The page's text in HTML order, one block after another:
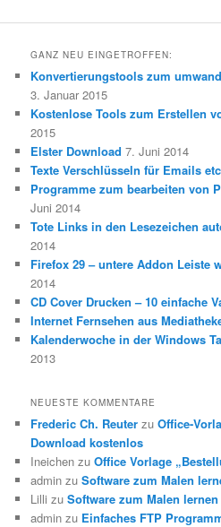
GANZ NEU EINGETROFFEN:
Konvertierungstools zum
3. Januar 2015
Kostenlose Tools zum Erstellen
2015
Elster Download 7. Juni 2014
Texte Verschlüsseln für Emails
Programme zum bearbeiten von
Juni 2014
Tote Links in den Lesezeichen
2014
Firefox 29 – untere Addon Leiste
2014
CD Cover Drucken – 10 einfache
Internet Fernsehen aus
Kalenderwoche in der Windows
2013
NEUESTE KOMMENTARE
Frederic Ch. Reuter zuOffice-
Download kostenlos
Ineichen zuOffice Vorlage
admin zuSoftware zum Malen
Lilli zuSoftware zum Malen
admin zu Einfaches FTP